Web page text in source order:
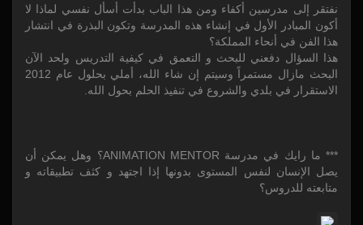
نفتقر إلى مدرسين أكفاء ومن هذا الباب بدأت أسأل نفسي لماذا لا
أكون المبادر الأول في إنشاء هذه المدرسة وتكون البذرة في انتشار
هذا الفن في أنحاء المملكة؟
هذا السؤال دفعني للبحث و التعمق في كيفية التدريس ولحد الآن
البحث مازال مستمراً وسيتم إن شاء الله، أملي بحلول عام 2012
الاستقرار في بلدي والشروع في تنفيذ الحلم بحول الله.
*** ما رايك في مدرسة ANIMATION MENTOR؟ وهل يمكن أن
يصل الإنسان لنفس المستوى بدونها إذا اجتهد و كثف تطبيقاته و
متابعته للدروس؟